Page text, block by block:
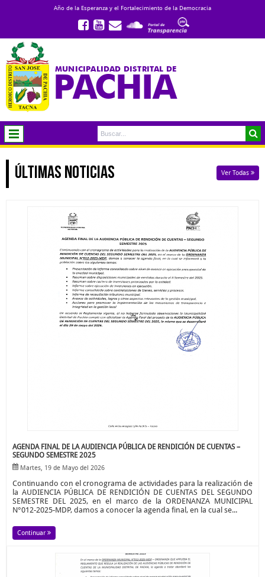
Año de la Esperanza y el Fortalecimiento de la Democracia
MUNICIPALIDAD DISTRITAL DE
PACHIA
ÚLTIMAS NOTICIAS Ver Todas
AGENDA FINAL DE LA AUDIENCIA PÚBLICA DE RENDICIÓN DE CUENTAS –
SEGUNDO SEMESTRE 2025
Martes, 19 de Mayo del 2026
Continuando con el cronograma de actividades para la realización de
la AUDIENCIA PÚBLICA DE RENDICIÓN DE CUENTAS DEL SEGUNDO
SEMESTRE DEL 2025, en el marco de la ORDENANZA MUNICIPAL
N°012-2025-MDP, damos a conocer la agenda final, en la cual se...
Continuar